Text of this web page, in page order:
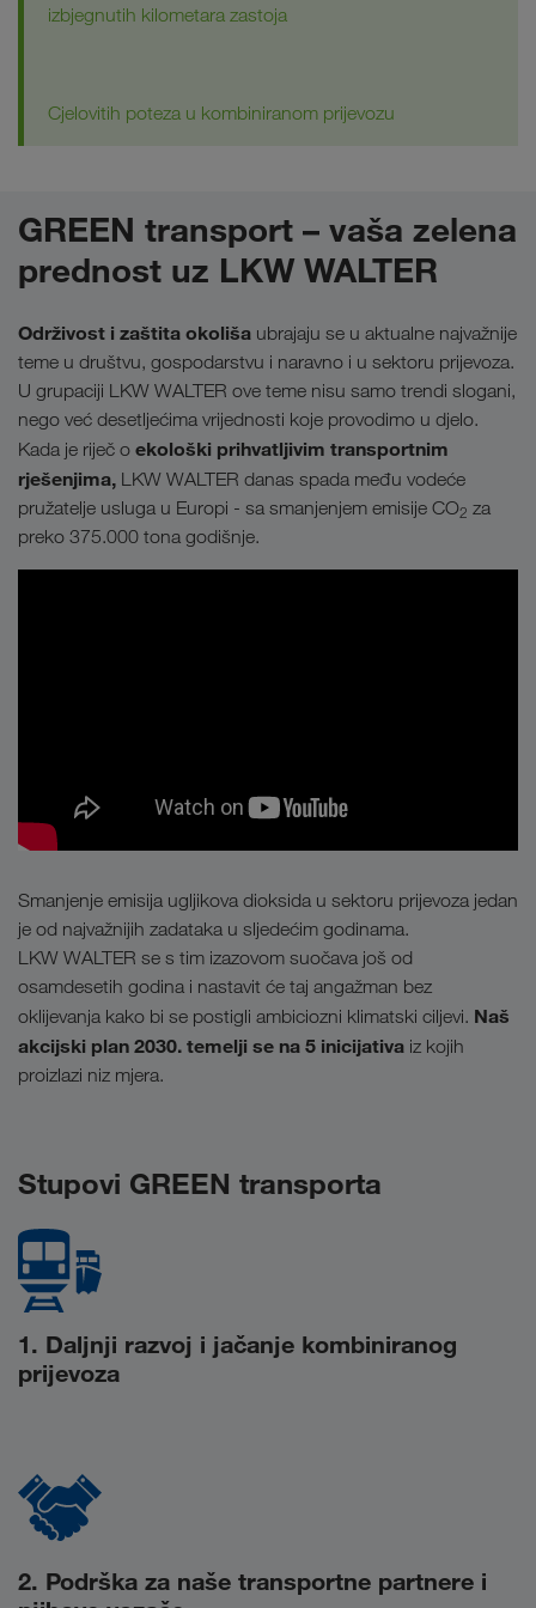
izbjegnutih kilometara zastoja
Cjelovitih poteza u kombiniranom prijevozu
GREEN transport – vaša zelena
prednost uz LKW WALTER
Održivost i zaštita okoliša ubrajaju se u aktualne najvažnije
teme u društvu, gospodarstvu i naravno i u sektoru prijevoza.
U grupaciji LKW WALTER ove teme nisu samo trendi slogani,
nego već desetljećima vrijednosti koje provodimo u djelo.
Kada je riječ o ekološki prihvatljivim transportnim
rješenjima, LKW WALTER danas spada među vodeće
pružatelje usluga u Europi - sa smanjenjem emisije CO2 za
preko 375.000 tona godišnje.
Smanjenje emisija ugljikova dioksida u sektoru prijevoza jedan
je od najvažnijih zadataka u sljedećim godinama.
LKW WALTER se s tim izazovom suočava još od
osamdesetih godina i nastavit će taj angažman bez
oklijevanja kako bi se postigli ambiciozni klimatski ciljevi. Naš
akcijski plan 2030. temelji se na 5 inicijativa iz kojih
proizlazi niz mjera.
Stupovi GREEN transporta
1. Daljnji razvoj i jačanje kombiniranog
prijevoza
2. Podrška za naše transportne partnere i